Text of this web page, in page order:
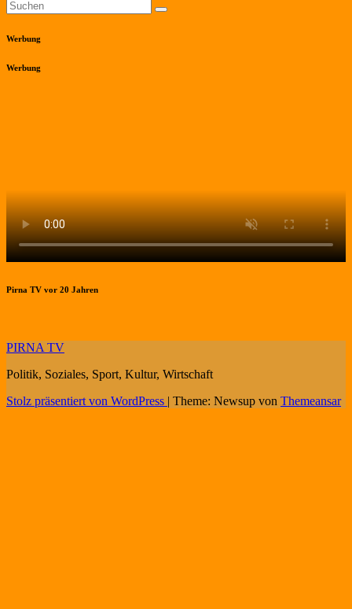
Werbung
Werbung
Pirna TV vor 20 Jahren
PIRNA TV
Politik, Soziales, Sport, Kultur, Wirtschaft
Stolz präsentiert von WordPress | Theme: Newsup von Themeansar